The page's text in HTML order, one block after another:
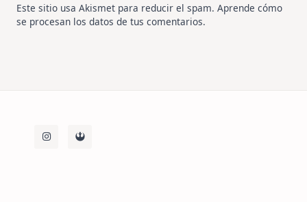
Este sitio usa Akismet para reducir el spam. Aprende cómo
se procesan los datos de tus comentarios.